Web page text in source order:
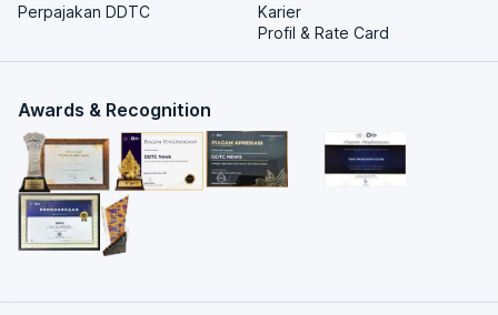
Perpajakan DDTC
Karier
Profil & Rate Card
Awards & Recognition